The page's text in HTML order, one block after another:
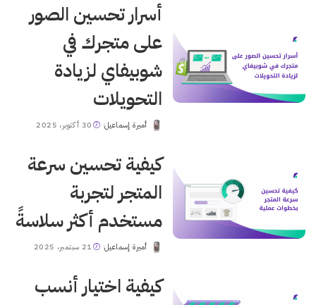
أسرار تحسين الصور
على متجرك في
شوبيفاي لزيادة
التحويلات
Postedأميرة إسماعيل 30 أكتوبر، 2025
كيفية تحسين سرعة
المتجر لتجربة
مستخدم أكثر سلاسةً
Postedأميرة إسماعيل 21 سبتمبر، 2025
كيفية اختيار أنسب